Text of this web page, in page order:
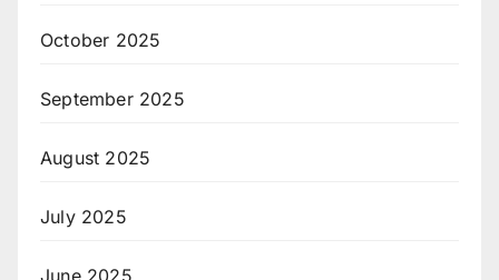
October 2025
September 2025
August 2025
July 2025